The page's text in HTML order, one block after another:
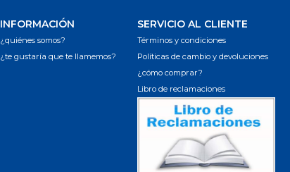
INFORMACIÓN
¿quiénes somos?
¿te gustaría que te llamemos?
SERVICIO AL CLIENTE
Términos y condiciones
Políticas de cambio y devoluciones
¿cómo comprar?
Libro de reclamaciones